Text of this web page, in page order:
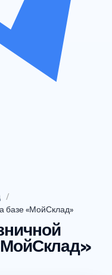
базе «МойСклад»